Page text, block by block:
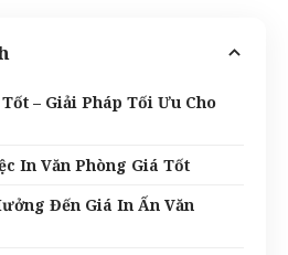
– Giải Pháp Tối Ưu Cho
In Văn Phòng Giá Tốt
Đến Giá In Ấn Văn